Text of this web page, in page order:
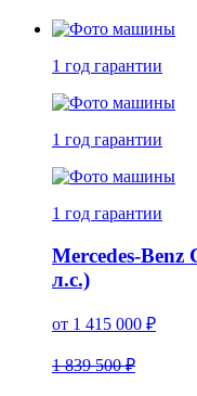
1 год гарантии
1 год гарантии
1 год гарантии
Mercedes-
л.с.)
от 1 415 000 ₽
1 839 500 ₽